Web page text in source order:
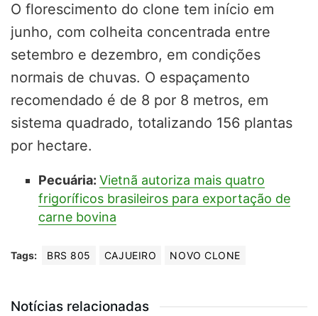
O florescimento do clone tem início em
junho, com colheita concentrada entre
setembro e dezembro, em condições
normais de chuvas. O espaçamento
recomendado é de 8 por 8 metros, em
sistema quadrado, totalizando 156 plantas
por hectare.
Pecuária: Vietnã autoriza mais quatro
frigoríficos brasileiros para exportação de
carne bovina
Tags: BRS 805 CAJUEIRO NOVO CLONE
Notícias relacionadas